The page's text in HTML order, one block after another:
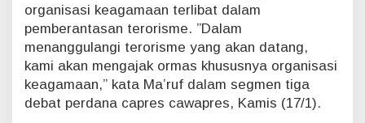
a
e
n
g
O
organisasi keagamaan terlibat dalam
pemberantasan terorisme. ”Dalam
menanggulangi terorisme yang akan datang,
kami akan mengajak ormas khususnya organisasi
keagamaan,” kata Ma’ruf dalam segmen tiga
debat perdana capres cawapres, Kamis (17/1).